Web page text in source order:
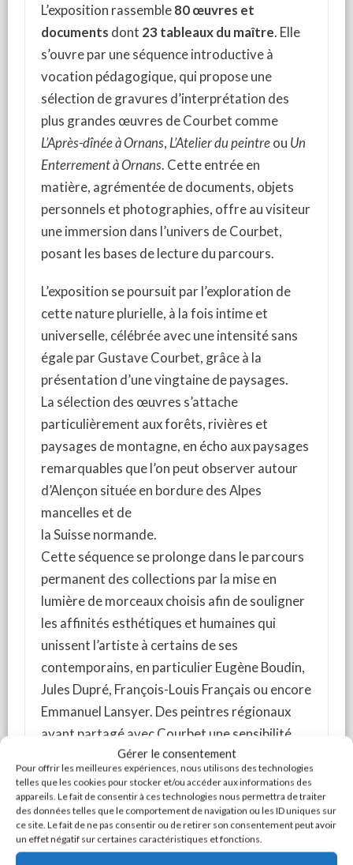
Gérer le consentement
Pour offrir les meilleures expériences, nous utilisons des technologies
telles que les cookies pour stocker et/ou accéder aux informations des
appareils. Le fait de consentir à ces technologies nous permettra de traiter
des données telles que le comportement de navigation ou les ID uniques sur
ce site. Le fait de ne pas consentir ou de retirer son consentement peut avoir
un effet négatif sur certaines caractéristiques et fonctions.
L’exposition rassemble80 œuvres et
documents dont 23 tableaux du maître. Elle
s’ouvre par une séquence introductive à
vocation pédagogique, qui propose une
sélection de gravures d’interprétation des
plus grandes œuvres de Courbet comme
L’Après-dînée à Ornans, L’Atelier du peintreou Un
Enterrement à Ornans. Cette entrée en
matière, agrémentée de documents, objets
personnels et photographies, offre au visiteur
une immersion dans l’univers de Courbet,
posant les bases de lecture du parcours.
L’exposition se poursuit par l’exploration de
cette nature plurielle, à la fois intime et
universelle, célébrée avec une intensité sans
égale par Gustave Courbet, grâce à la
présentation d’une vingtaine de paysages.
La sélection des œuvres s’attache
particulièrement aux forêts, rivières et
paysages de montagne, en écho aux paysages
remarquables que l’on peut observer autour
d’Alençon située en bordure des Alpes
mancelles et de
la Suisse normande.
Cette séquence se prolonge dans le parcours
permanent des collections par la mise en
lumière de morceaux choisis afin de souligner
les affinités esthétiques et humaines qui
unissent l’artiste à certains de ses
contemporains, en particulier Eugène Boudin,
Jules Dupré, François-Louis Français ou encore
Emmanuel Lansyer. Des peintres régionaux
ayant partagé avec Courbet une sensibilité
commune à la nature sont également mis à
l'honneur. Mary Renard, Paul Saïn, Georges
Pioger et Georges Lacombe ont
abondamment représenté les trésors des
paysages